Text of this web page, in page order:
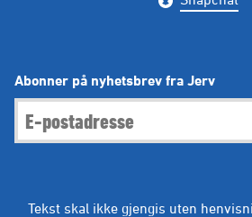
Abonner på nyhetsbrev fra Jerv
Tekst skal ikke gjengis uten